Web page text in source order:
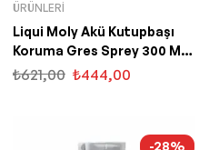
ÜRÜNLERI
Liqui Moly Akü Kutupbaşı
Koruma Gres Sprey 300 ML
(3141)
₺621,00 ₺444,00
-28%